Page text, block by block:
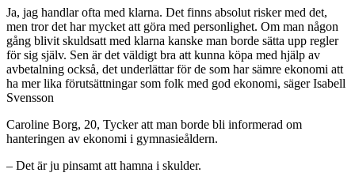
Ja, jag handlar ofta med klarna. Det finns absolut risker med det,
men tror det har mycket att göra med personlighet. Om man någon
gång blivit skuldsatt med klarna kanske man borde sätta upp regler
för sig själv. Sen är det väldigt bra att kunna köpa med hjälp av
avbetalning också, det underlättar för de som har sämre ekonomi att
ha mer lika förutsättningar som folk med god ekonomi, säger Isabell
Svensson
Caroline Borg, 20, Tycker att man borde bli informerad om
hanteringen av ekonomi i gymnasieåldern.
– Det är ju pinsamt att hamna i skulder.